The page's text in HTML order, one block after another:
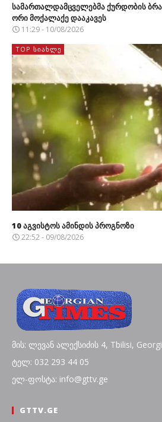
სამართალდამცველებმა ქურდობის
ორი მოქალაქე დააკავეს
11:29 - 10/08/2026
TOP ᲡᲘᲐᲮᲚᲔ
10 აგვისტოს ამინდის პროგნოზი
22:52 - 09/08/2026
მის: ლევან ალექსიძის 4, Tbilisi,
ტელ: 032 293 44 05
ელ-ფოსტა: info@gttv.ge
GTTV.GE